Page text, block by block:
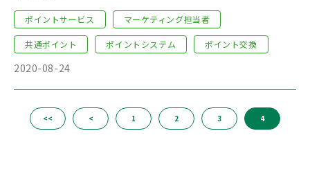
ポイントサービス マーケティング担当者
共通ポイント ポイントシステム ポイント交換
2020-08-24
<< < 1 2 3 4